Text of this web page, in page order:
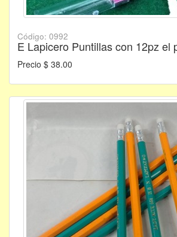
Código: 0992
E Lapicero Puntillas con 12pz el
Precio $ 38.00